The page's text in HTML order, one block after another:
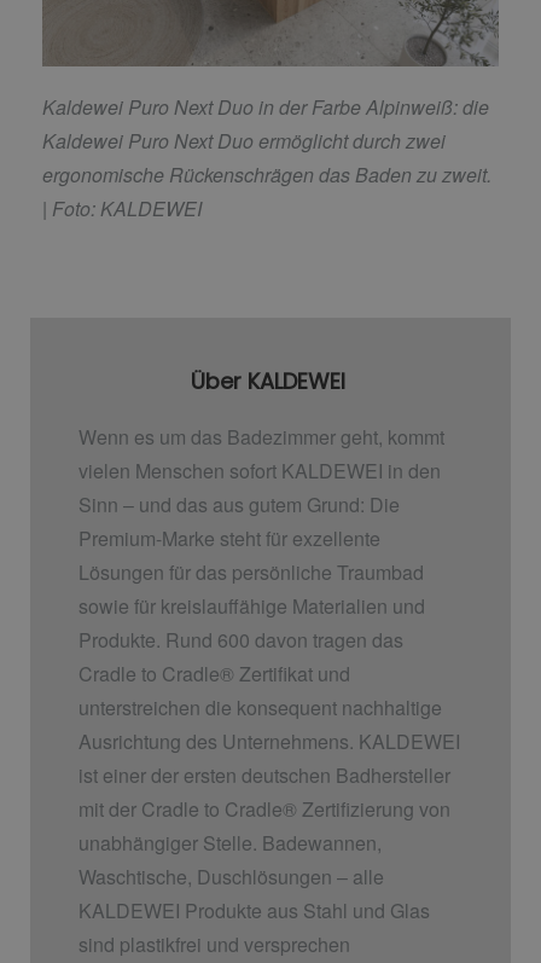
Kaldewei Puro Next Duo in der Farbe Alpinweiß: die
Kaldewei Puro Next Duo ermöglicht durch zwei
ergonomische Rückenschrägen das Baden zu zweit.
| Foto: KALDEWEI
Über KALDEWEI
Wenn es um das Badezimmer geht, kommt
vielen Menschen sofort KALDEWEI in den
Sinn – und das aus gutem Grund: Die
Premium-Marke steht für exzellente
Lösungen für das persönliche Traumbad
sowie für kreislauffähige Materialien und
Produkte. Rund 600 davon tragen das
Cradle to Cradle® Zertifikat und
unterstreichen die konsequent nachhaltige
Ausrichtung des Unternehmens. KALDEWEI
ist einer der ersten deutschen Badhersteller
mit der Cradle to Cradle® Zertifizierung von
unabhängiger Stelle. Badewannen,
Waschtische, Duschlösungen – alle
KALDEWEI Produkte aus Stahl und Glas
sind plastikfrei und versprechen